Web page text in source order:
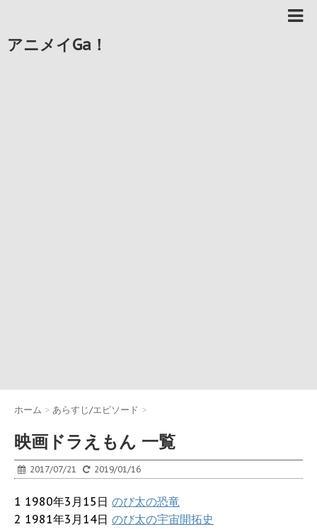
アニメイGa！
ホーム > あらすじ/エピソード >
映画ドラえもん 一覧
2017/07/21 2019/01/16
1 1980年3月15日 のび太の恐竜
2 1981年3月14日 のび太の宇宙開拓史